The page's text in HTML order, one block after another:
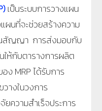
)เป็นระบบการวางแผน
ผนที่จะช่วยสร้างความ
นสัญญา การส่งมอบกับ
ให้กับตารางการผลิต
MRP ได้รับการ
างในวงการ
ความสำเร็จประการ